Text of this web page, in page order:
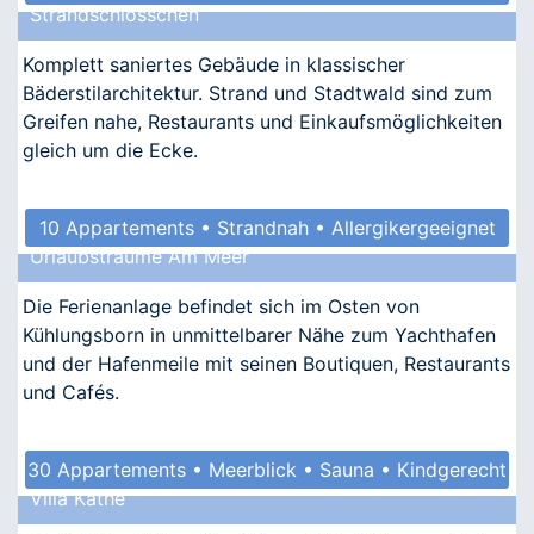
Strandschlösschen
Komplett saniertes Gebäude in klassischer
Bäderstilarchitektur. Strand und Stadtwald sind zum
Greifen nahe, Restaurants und Einkaufsmöglichkeiten
gleich um die Ecke.
10 Appartements • Strandnah • Allergikergeeignet
Urlaubsträume Am Meer
Die Ferienanlage befindet sich im Osten von
Kühlungsborn in unmittelbarer Nähe zum Yachthafen
und der Hafenmeile mit seinen Boutiquen, Restaurants
und Cafés.
30 Appartements • Meerblick • Sauna • Kindgerecht
Villa Käthe